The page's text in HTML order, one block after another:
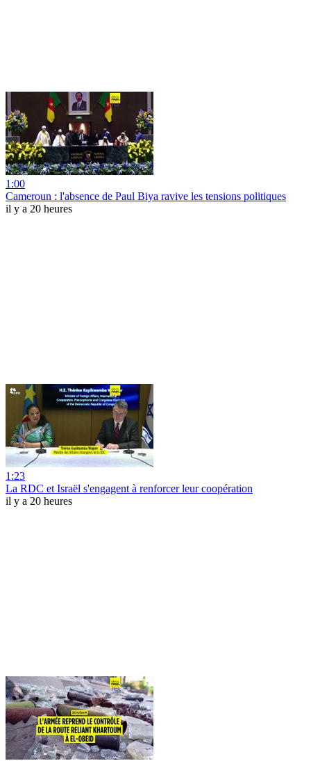
1:00
Cameroun : l'absence de Paul Biya ravive les tensions politiques
il y a 20 heures
1:23
La RDC et Israël s'engagent à renforcer leur coopération
il y a 20 heures